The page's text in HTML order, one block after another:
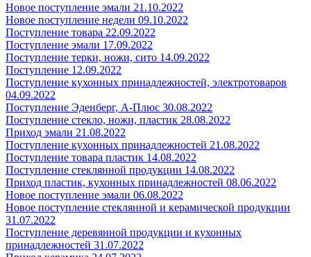
Новое поступление эмали 21.10.2022
Новое поступление недели 09.10.2022
Поступление товара 22.09.2022
Поступление эмали 17.09.2022
Поступление терки, ножи, сито 14.09.2022
Поступление 12.09.2022
Поступление кухонных принадлежностей, электротоваров
04.09.2022
Поступление Эденберг, А-Плюс 30.08.2022
Поступление стекло, ножи, пластик 28.08.2022
Приход эмали 21.08.2022
Поступление кухонных принадлежностей 21.08.2022
Поступление товара пластик 14.08.2022
Поступление стеклянной продукции 14.08.2022
Приход пластик, кухонных принадлежностей 08.06.2022
Новое поступление эмали 06.08.2022
Новое поступление стеклянной и керамической продукции
31.07.2022
Поступление деревянной продукции и кухонных
принадлежностей 31.07.2022